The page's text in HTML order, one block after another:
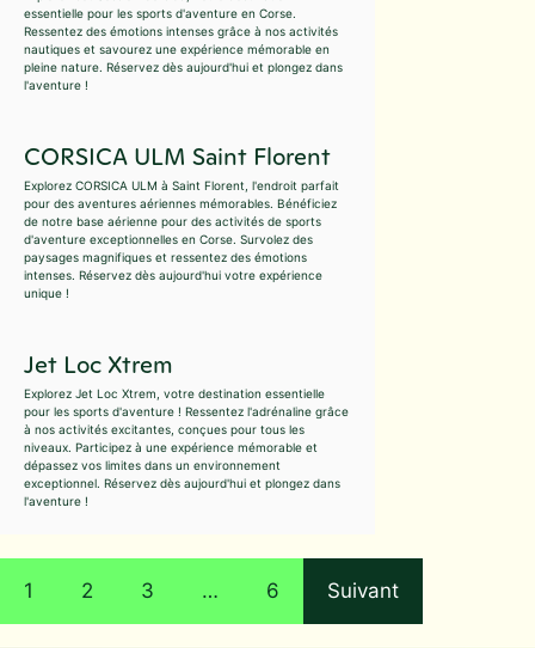
essentielle pour les sports d'aventure en Corse.
Ressentez des émotions intenses grâce à nos activités
nautiques et savourez une expérience mémorable en
pleine nature. Réservez dès aujourd'hui et plongez dans
l'aventure !
CORSICA ULM Saint Florent
Explorez CORSICA ULM à Saint Florent, l'endroit parfait
pour des aventures aériennes mémorables. Bénéficiez
de notre base aérienne pour des activités de sports
d'aventure exceptionnelles en Corse. Survolez des
paysages magnifiques et ressentez des émotions
intenses. Réservez dès aujourd'hui votre expérience
unique !
Jet Loc Xtrem
Explorez Jet Loc Xtrem, votre destination essentielle
pour les sports d'aventure ! Ressentez l'adrénaline grâce
à nos activités excitantes, conçues pour tous les
niveaux. Participez à une expérience mémorable et
dépassez vos limites dans un environnement
exceptionnel. Réservez dès aujourd'hui et plongez dans
l'aventure !
1 2 3 … 6 Suivant